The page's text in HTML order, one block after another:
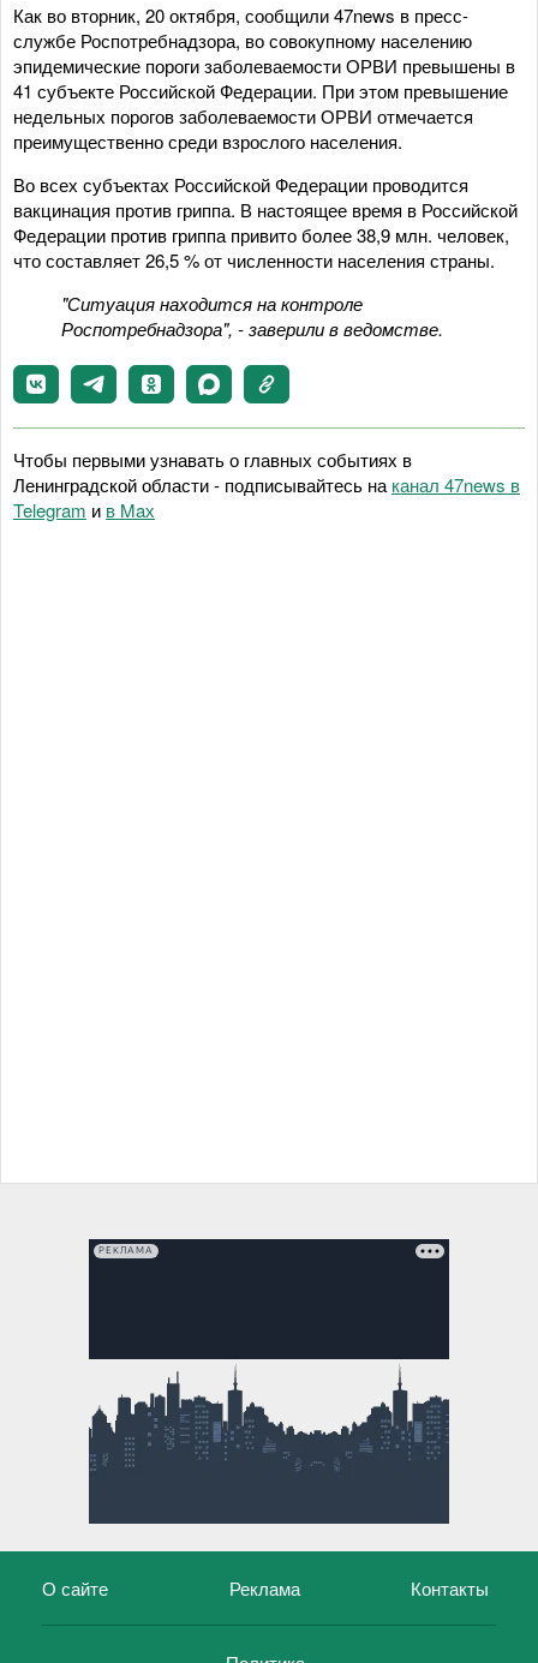
Как во вторник, 20 октября, сообщили 47news в пресс-
службе Роспотребнадзора, во совокупному населению
эпидемические пороги заболеваемости ОРВИ превышены в
41 субъекте Российской Федерации. При этом превышение
недельных порогов заболеваемости ОРВИ отмечается
преимущественно среди взрослого населения.
Во всех субъектах Российской Федерации проводится
вакцинация против гриппа. В настоящее время в Российской
Федерации против гриппа привито более 38,9 млн. человек,
что составляет 26,5 % от численности населения страны.
"Ситуация находится на контроле
Роспотребнадзора", - заверили в ведомстве.
Чтобы первыми узнавать о главных событиях в
Ленинградской области - подписывайтесь на канал 47news в
Telegram и в Maх
РЕКЛАМА
О сайте Реклама Контакты